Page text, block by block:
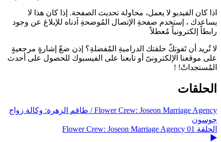
اذا كان الفيديو لا يعمل، محاولة تحديث الصفحة. إذا كان هذا لا
يساعدك ، إستخدم صفحةِ الإتصال المُوضحةِ آدناه للإبلاغ عن وجود
رابطاً إلكترونياً مُعطلاً
لا تُريد أن تَفوتكّ حلقتك الدراميةِ المُفضلةِ؟ إذن ضعْ إشارةٍ مرجعيةٍ
على موقعنا الإلكترونىّ أو تابعنا على الفيسبوك للحصول على أحدث
المُستجداتْ! !
الحلقات
Flower Crew: Joseon Marriage Agency / طاقم الزهرة: وكالة زواج
جوسون
الحلقة 01 Flower Crew: Joseon Marriage Agency